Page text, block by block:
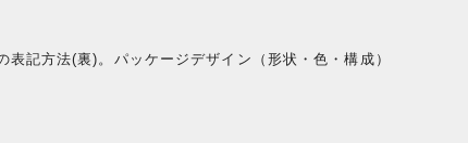
記方法(裏)。パッケージデザイン（形状・色・構成）